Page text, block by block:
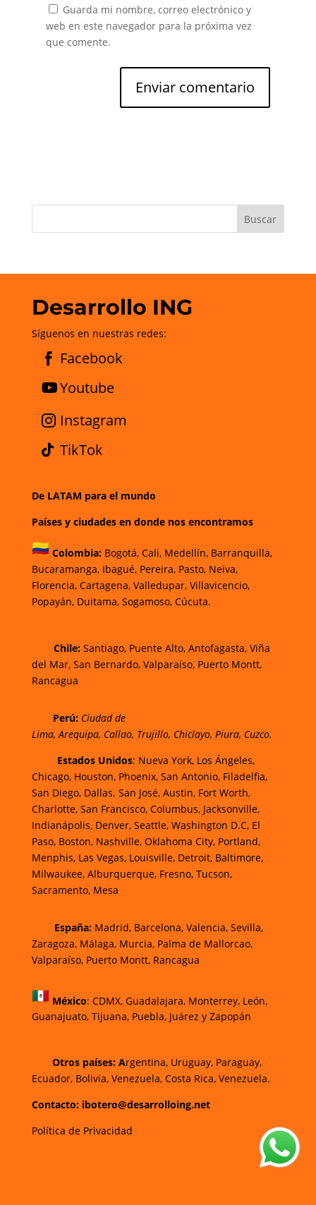
Guarda mi nombre, correo electrónico y
web en este navegador para la próxima vez
que comente.
Desarrollo ING
Síguenos en nuestras redes:
Facebook
Youtube
Instagram
TikTok
De LATAM para el mundo
Países y ciudades en donde nos encontramos
Colombia: Bogotá,Cali, Medellín, Barranquilla,
Bucaramanga,Ibagué,Pereira,Pasto, Neiva,
Florencia, Cartagena, Valledupar, Villavicencio,
Popayán, Duitama, Sogamoso, Cúcuta.
Chile:Santiago, Puente Alto, Antofagasta, Viña
del Mar, San Bernardo, Valparaíso, Puerto Montt,
Rancagua
Perú: Ciudad de
Lima, Arequipa, Callao, Trujillo, Chiclayo, Piura, Cuzco.
Estados Unidos: Nueva York, Los Ángeles,
Chicago, Houston, Phoenix, San Antonio, Filadelfia,
San Diego, Dallas. San José, Austin, Fort Worth,
Charlotte, San Francisco, Columbus, Jacksonville,
Indianápolis, Denver, Seattle, Washington D.C, El
Paso, Boston, Nashville, Oklahoma City, Portland,
Menphis, Las Vegas, Louisville, Detroit, Baltimore,
Milwaukee, Alburquerque, Fresno, Tucson,
Sacramento, Mesa
España: Madrid, Barcelona, Valencia, Sevilla,
Zaragoza, Málaga, Murcia, Palma de Mallorcao,
Valparaíso, Puerto Montt, Rancagua
México: CDMX, Guadalajara, Monterrey, León,
Guanajuato, Tijuana, Puebla, Juárez y Zapopán
Otros países: Argentina, Uruguay, Paraguay,
Ecuador, Bolivia, Venezuela, Costa Rica, Venezuela.
Contacto: ibotero@desarrolloing.net
Política de Privacidad
w